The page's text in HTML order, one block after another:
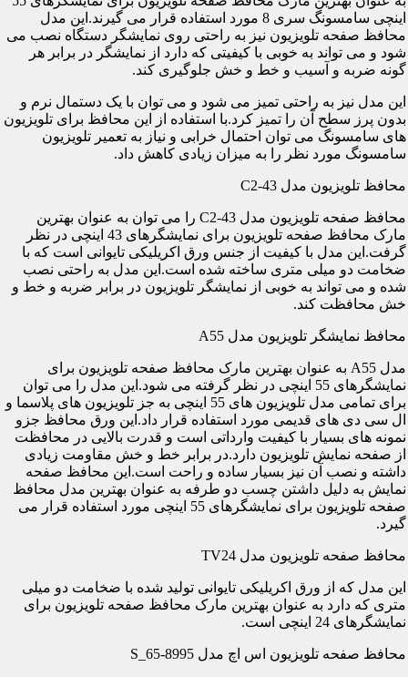
اینچی سامسونگ سری 8 مورد استفاده قرار می گیرند.این مدل
محافظ صفحه تلویزیون نیز به راحتی روی نمایشگر دستگاه نصب می
شود و می تواند به خوبی با کیفیتی که دارد از نمایشگر در برابر هر
گونه ضربه و آسیب و خط و خش جلوگیری کند.
این مدل نیز به راحتی تمیز می شود و می توان با یک دستمال نرم و
بدون پرز سطح آن را تمیز کرد.با استفاده از این محافظ برای تلویزیون
های سامسونگ می توان احتمال خرابی و نیاز به تعمیر تلویزیون
سامسونگ مورد نظر را به میزان زیادی کاهش داد.
محافظ تلویزیون مدل C2-43
محافظ صفحه تلویزیون مدل C2-43 را می توان به عنوان بهترین
مارک محافظ صفحه تلویزیون برای نمایشگرهای 43 اینچی در نظر
گرفت.این مدل با کیفیت از جنس ورق اکریلیکی تایوانی است که با
ضخامت دو میلی متری ساخته شده است.این مدل به راحتی نصب
شده و می تواند به خوبی از نمایشگر تلویزیون در برابر ضربه و خط و
خش محافظت کند.
محافظ نمایشگر تلویزیون مدل A55
مدل A55 به عنوان بهترین مارک محافظ صفحه تلویزیون برای
نمایشگرهای 55 اینچی در نظر گرفته می شود.این مدل را می توان
برای تمامی مدل تلویزیون های 55 اینچی به جز تلویزیون های پلاسما و
ال سی دی های قدیمی مورد استفاده قرار داد.این ورق محافظ جزو
نمونه های بسیار با کیفیت وارداتی است و قدرت بالایی در محافظت
از صفحه نمایش تلویزیون دارد.در برابر خط و خش مقاومت زیادی
داشته و نصب آن نیز بسیار ساده و راحت است.این محافظ صفحه
نمایش به دلیل داشتن چسب دو طرفه به عنوان بهترین مدل محافظ
صفحه تلویزیون برای نمایشگرهای 55 اینچی مورد استفاده قرار می
گیرد.
محافظ صفحه تلویزیون مدل TV24
این مدل که از ورق اکریلیکی تایوانی تولید شده با ضخامت دو میلی
متری که دارد به عنوان بهترین مارک محافظ صفحه تلویزیون برای
نمایشگرهای 24 اینچی است.
محافظ صفحه تلویزیون اس اچ مدل S_65-8995